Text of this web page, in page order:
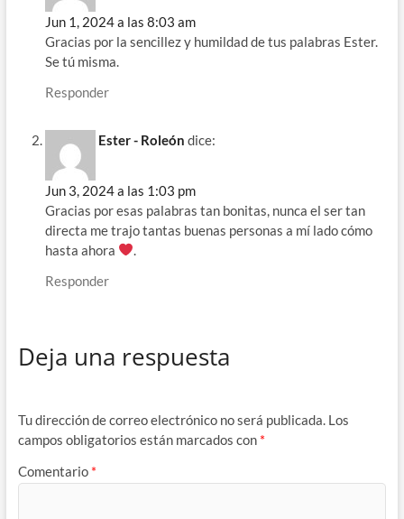
Jun 1, 2024 a las 8:03 am
Gracias por la sencillez y humildad de tus palabras Ester.
Se tú misma.
Responder
Ester - Roleón dice:
Jun 3, 2024 a las 1:03 pm
Gracias por esas palabras tan bonitas, nunca el ser tan
directa me trajo tantas buenas personas a mí lado cómo
hasta ahora
Responder
Deja una respuesta
Tu dirección de correo electrónico no será publicada. Los
campos obligatorios están marcados con *
Comentario *